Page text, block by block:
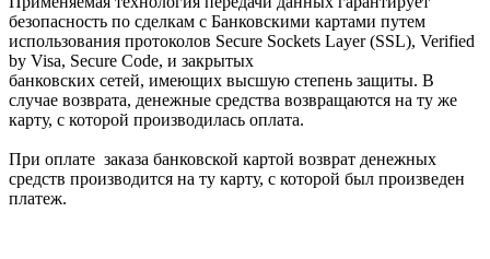
безопасность по сделкам с Банковскими картами путем
использования протоколов Secure Sockets Layer (SSL), Verified
by Visa, Secure Code, и закрытых
банковских сетей, имеющих высшую степень защиты. В
случае возврата, денежные средства возвращаются на ту же
карту, с которой производилась оплата.
При оплате заказа банковской картой возврат денежных
средств производится на ту карту, с которой был произведен
платеж.